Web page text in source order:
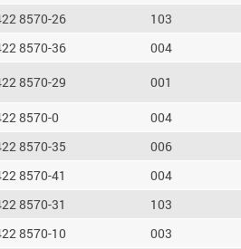
8570-26 103
8570-36 004
8570-29 001
8570-0 004
8570-35 006
8570-41 004
8570-31 103
8570-10 003